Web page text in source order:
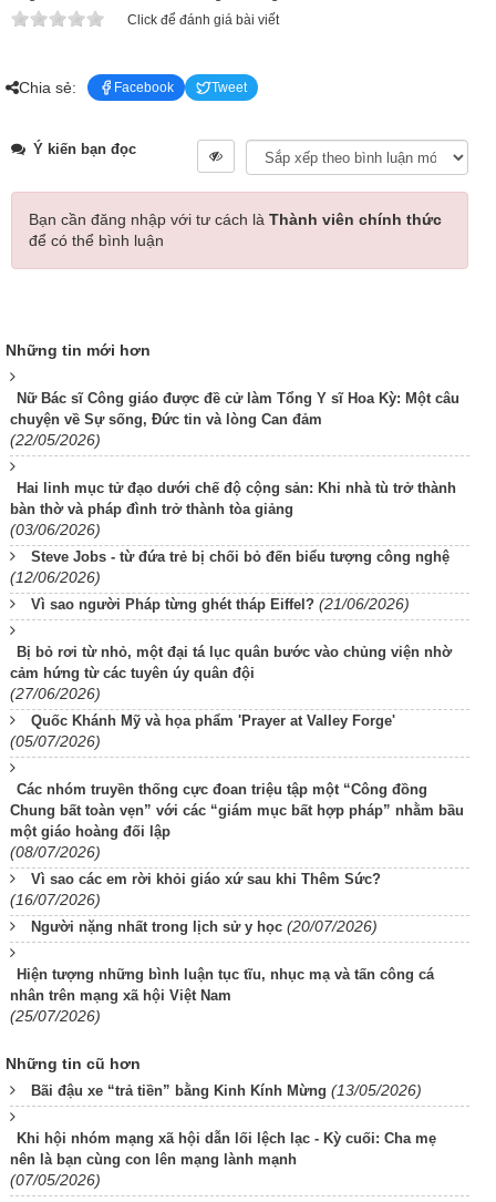
Click để đánh giá bài viết
Chia sẻ: Facebook Tweet
Ý kiến bạn đọc
Bạn cần đăng nhập với tư cách là Thành viên chính thức
để có thể bình luận
Những tin mới hơn
Nữ Bác sĩ Công giáo được đề cử làm Tổng Y sĩ Hoa Kỳ: Một câu
chuyện về Sự sống, Đức tin và lòng Can đảm
(22/05/2026)
Hai linh mục tử đạo dưới chế độ cộng sản: Khi nhà tù trở thành
bàn thờ và pháp đình trở thành tòa giảng
(03/06/2026)
Steve Jobs - từ đứa trẻ bị chối bỏ đến biểu tượng công nghệ
(12/06/2026)
Vì sao người Pháp từng ghét tháp Eiffel? (21/06/2026)
Bị bỏ rơi từ nhỏ, một đại tá lục quân bước vào chủng viện nhờ
cảm hứng từ các tuyên úy quân đội
(27/06/2026)
Quốc Khánh Mỹ và họa phẩm 'Prayer at Valley Forge'
(05/07/2026)
Các nhóm truyền thống cực đoan triệu tập một “Công đồng
Chung bất toàn vẹn” với các “giám mục bất hợp pháp” nhằm bầu
một giáo hoàng đối lập
(08/07/2026)
Vì sao các em rời khỏi giáo xứ sau khi Thêm Sức?
(16/07/2026)
Người nặng nhất trong lịch sử y học (20/07/2026)
Hiện tượng những bình luận tục tĩu, nhục mạ và tấn công cá
nhân trên mạng xã hội Việt Nam
(25/07/2026)
Những tin cũ hơn
Bãi đậu xe “trả tiền” bằng Kinh Kính Mừng (13/05/2026)
Khi hội nhóm mạng xã hội dẫn lối lệch lạc - Kỳ cuối: Cha mẹ
nên là bạn cùng con lên mạng lành mạnh
(07/05/2026)